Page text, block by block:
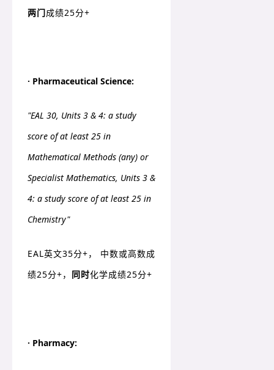
两门成绩25分+
· Pharmaceutical Science:
"EAL 30, Units 3 & 4: a study
score of at least 25 in
Mathematical Methods (any) or
Specialist Mathematics, Units 3 &
4: a study score of at least 25 in
Chemistry"
EAL英文35分+， 中数或高数成
绩25分+， 同时化学成绩25分+
· Pharmacy: